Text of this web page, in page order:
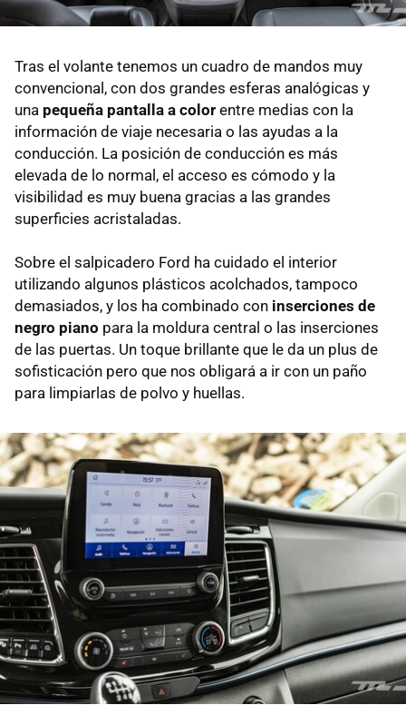
Tras el volante tenemos un cuadro de mandos muy
convencional, con dos grandes esferas analógicas y
una pequeña pantalla a color entre medias con la
información de viaje necesaria o las ayudas a la
conducción. La posición de conducción es más
elevada de lo normal, el acceso es cómodo y la
visibilidad es muy buena gracias a las grandes
superficies acristaladas.
Sobre el salpicadero Ford ha cuidado el interior
utilizando algunos plásticos acolchados, tampoco
demasiados, y los ha combinado con inserciones de
negro piano para la moldura central o las inserciones
de las puertas. Un toque brillante que le da un plus de
sofisticación pero que nos obligará a ir con un paño
para limpiarlas de polvo y huellas.